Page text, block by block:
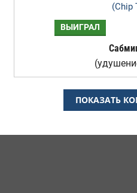
(Chip
ВЫИГРАЛ
ПОКАЗАТЬ